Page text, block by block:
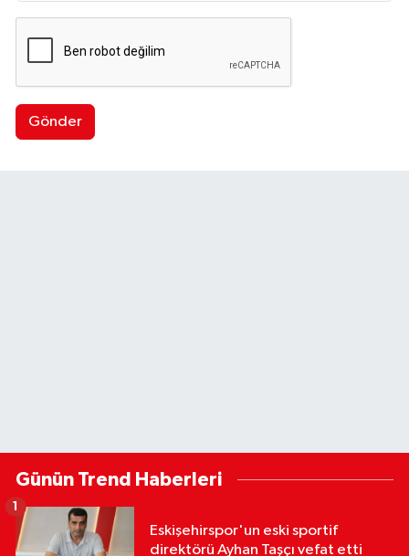
Gönder
Günün Trend Haberleri
Eskişehirspor'un eski sportif
direktörü Ayhan Taşçı vefat etti
1